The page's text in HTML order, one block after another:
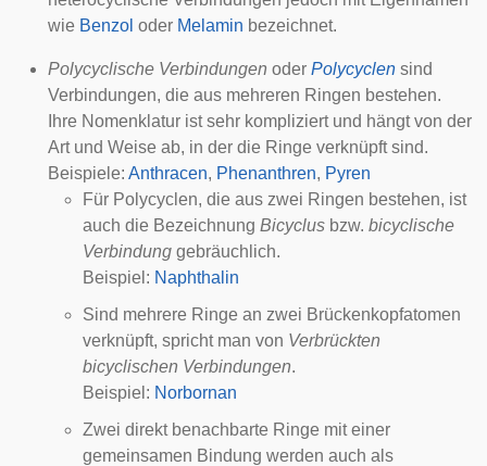
wie Benzol oder Melamin bezeichnet.
Polycyclische Verbindungen oder Polycyclen sind
Verbindungen, die aus mehreren Ringen bestehen.
Ihre Nomenklatur ist sehr kompliziert und hängt von der
Art und Weise ab, in der die Ringe verknüpft sind.
Beispiele: Anthracen, Phenanthren, Pyren
Für Polycyclen, die aus zwei Ringen bestehen, ist
auch die Bezeichnung Bicyclus bzw. bicyclische
Verbindung gebräuchlich.
Beispiel: Naphthalin
Sind mehrere Ringe an zwei Brückenkopfatomen
verknüpft, spricht man von Verbrückten
bicyclischen Verbindungen.
Beispiel: Norbornan
Zwei direkt benachbarte Ringe mit einer
gemeinsamen Bindung werden auch als